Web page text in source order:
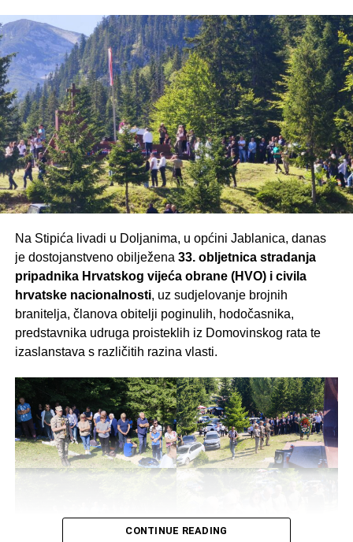
Na Stipića livadi u Doljanima, u općini Jablanica, danas
je dostojanstveno obilježena 33. obljetnica stradanja
pripadnika Hrvatskog vijeća obrane (HVO) i civila
hrvatske nacionalnosti, uz sudjelovanje brojnih
branitelja, članova obitelji poginulih, hodočasnika,
predstavnika udruga proisteklih iz Domovinskog rata te
izaslanstava s različitih razina vlasti.
CONTINUE READING